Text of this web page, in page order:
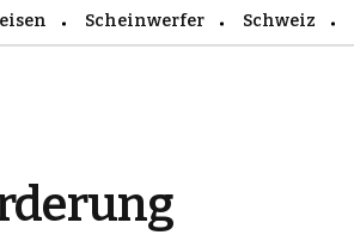
Scheinwerfer Schweiz